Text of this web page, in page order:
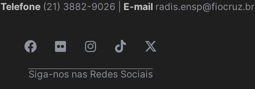
Telefone(21) 3882-9026 | E-mail radis.ensp@fiocruz.br
Siga-nos nas Redes Sociais